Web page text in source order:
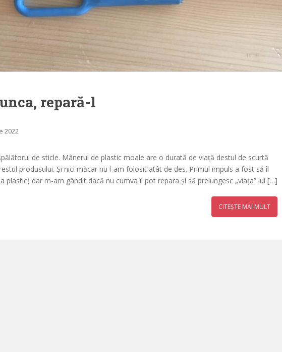
repară-l
2022
de sticle. Mânerul de plastic moale are o durată de viață destul de scurtă
produsului. Și nici măcar nu l-am folosit atât de des. Primul impuls a fost să îl
plastic) dar m-am gândit dacă nu cumva îl pot repara și să prelungesc „viața” lui […]
CITEȘTE MAI MULT